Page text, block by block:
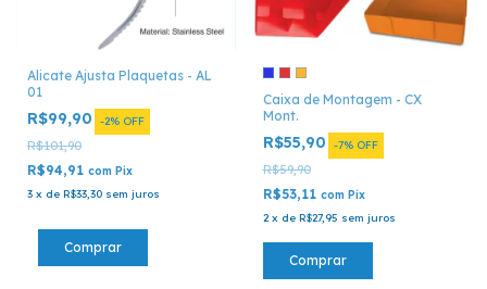
Alicate Ajusta Plaquetas - AL
01
R$99,90 -2% OFF
R$101,90
R$94,91 com Pix
3 x de R$33,30 sem juros
Caixa de Montagem - CX
Mont.
R$55,90 -7% OFF
R$59,90
R$53,11 com Pix
2 x de R$27,95 sem juros
Comprar